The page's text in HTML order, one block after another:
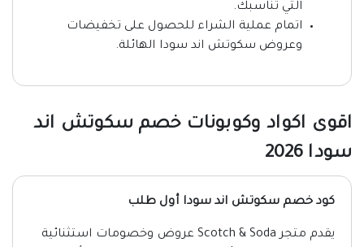
التي تناسبك.
اتمام عملية الشراء للحصول على تخفيضات
وعروض سكوتش اند سودا الهائلة.
اقوى اكواد وكوبونات خصم سكوتش اند
سودا 2026
كود خصم سكوتش اند سودا أول طلب
يقدم متجر Scotch & Soda عروض وخصومات استثنائية